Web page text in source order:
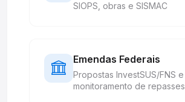
SIOPS, obras e SISMAC
Emendas Federais
Propostas InvestSUS/FNS e
monitoramento de repasses